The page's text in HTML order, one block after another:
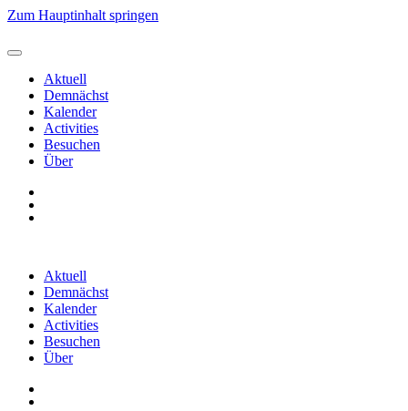
Zum Hauptinhalt springen
Aktuell
Demnächst
Kalender
Activities
Besuchen
Über
Aktuell
Demnächst
Kalender
Activities
Besuchen
Über